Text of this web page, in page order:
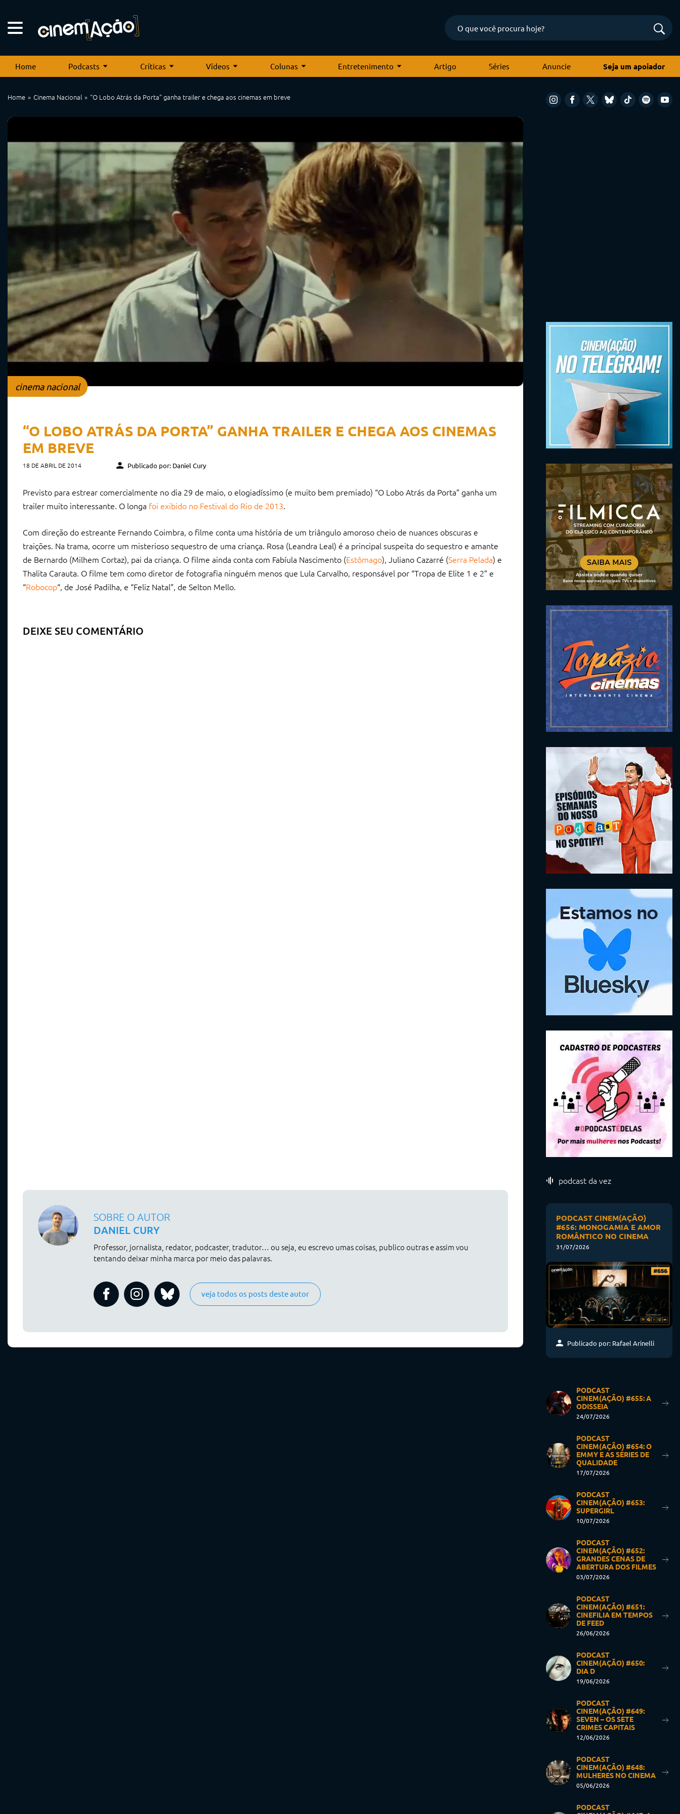
Home Podcasts Críticas Vídeos Colunas Entretenimento Artigo Séries Anuncie Seja um apoiador
Home Cinema Nacional “O Lobo Atrás da Porta” ganha trailer e chega aos cinemas em breve
cinema nacional
“O LOBO ATRÁS DA PORTA” GANHA TRAILER E CHEGA AOS CINEMAS
EM BREVE
18 DE ABRIL DE 2014 Publicado por: Daniel Cury
Previsto para estrear comercialmente no dia 29 de maio, o elogiadíssimo (e muito bem premiado) “O Lobo Atrás da Porta” ganha um
trailer muito interessante. O longa foi exibido no Festival do Rio de 2013.
Com direção do estreante Fernando Coimbra, o filme conta uma história de um triângulo amoroso cheio de nuances obscuras e
traições. Na trama, ocorre um misterioso sequestro de uma criança. Rosa (Leandra Leal) é a principal suspeita do sequestro e amante
de Bernardo (Milhem Cortaz), pai da criança. O filme ainda conta com Fabíula Nascimento (Estômago), Juliano Cazarré (Serra Pelada) e
Thalita Carauta. O filme tem como diretor de fotografia ninguém menos que Lula Carvalho, responsável por “Tropa de Elite 1 e 2” e
“Robocop“, de José Padilha, e “Feliz Natal”, de Selton Mello.
DEIXE SEU COMENTÁRIO
SOBRE O AUTOR
DANIEL CURY
Professor, jornalista, redator, podcaster, tradutor… ou seja, eu escrevo umas coisas, publico outras e assim vou
tentando deixar minha marca por meio das palavras.
veja todos os posts deste autor
podcast da vez
PODCAST CINEM(AÇÃO)
#656: MONOGAMIA E AMOR
ROMÂNTICO NO CINEMA
31/07/2026
Publicado por: Rafael Arinelli
PODCAST
CINEM(AÇÃO) #655: A
ODISSEIA
24/07/2026
PODCAST
CINEM(AÇÃO) #654: O
EMMY E AS SÉRIES DE
QUALIDADE
17/07/2026
PODCAST
CINEM(AÇÃO) #653:
SUPERGIRL
10/07/2026
PODCAST
CINEM(AÇÃO) #652:
GRANDES CENAS DE
ABERTURA DOS FILMES
03/07/2026
PODCAST
CINEM(AÇÃO) #651:
CINEFILIA EM TEMPOS
DE FEED
26/06/2026
PODCAST
CINEM(AÇÃO) #650:
DIA D
19/06/2026
PODCAST
CINEM(AÇÃO) #649:
SEVEN – OS SETE
CRIMES CAPITAIS
12/06/2026
PODCAST
CINEM(AÇÃO) #648:
MULHERES NO CINEMA
05/06/2026
PODCAST